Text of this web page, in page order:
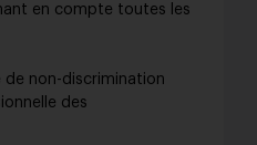
en compte toutes les
de non-discrimination
des